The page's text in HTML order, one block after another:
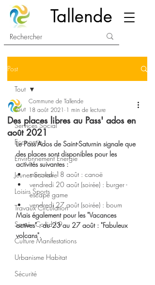
Tallende
Post
Tout
Services Social
Economie
Environnement Energie
Jeunes Scolaire
Loisirs Sports
Travaux Circulation
Santé - Covid-19
Culture Manifestations
Urbanisme Habitat
Sécurité
Tout
Des places libres au Pass' ados en
août 2021
Commune de Tallende
18 août 2021 1 min de lecture
Le Pass'Ados de Saint-Saturnin signale que
des places sont disponibles pour les
activités suivantes :
mercredi 18 août : canoë
vendredi 20 août (soirée) : burger -
escape game
vendredi 27 août (soirée) : boum
Mais également pour les "Vacances
actives" : du 23 au 27 août : "Fabuleux
volcans".